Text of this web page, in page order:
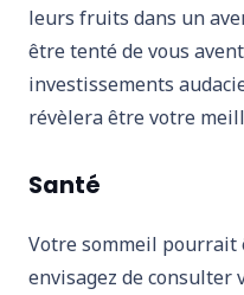
leurs fruits dans un
être tenté de vous
investissements
révèlera être votre
Santé
Votre sommeil pourrait
envisagez de consulter